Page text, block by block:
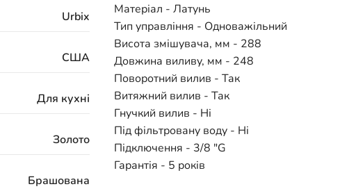
Urbix
США
Для кухні
Золото
Брашована
Матеріал - Латунь
Тип управління - Одноважільний
Висота змішувача, мм - 288
Довжина виливу, мм - 248
Поворотний вилив - Так
Витяжний вилив - Так
Гнучкий вилив - Ні
Під фільтровану воду - Ні
Підключення - 3/8 "G
Гарантія - 5 років